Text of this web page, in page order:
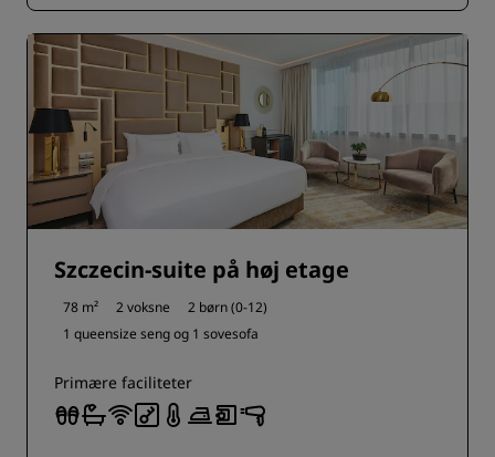
Szczecin-suite på høj etage
78 m² 2 voksne
2 børn (0-12)
1 queensize seng og 1 sovesofa
Primære faciliteter